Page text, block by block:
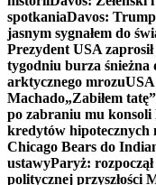
spotkaniaDavos:
jasnym sygnałem do
Prezydent USA
tygodniu burza śnieżna
arktycznego mrozu
Machado„Zabiłem
po zabraniu mu konsoli
kredytów hipotecznych
Chicago Bears do
ustawyParyż:
politycznej przyszłości